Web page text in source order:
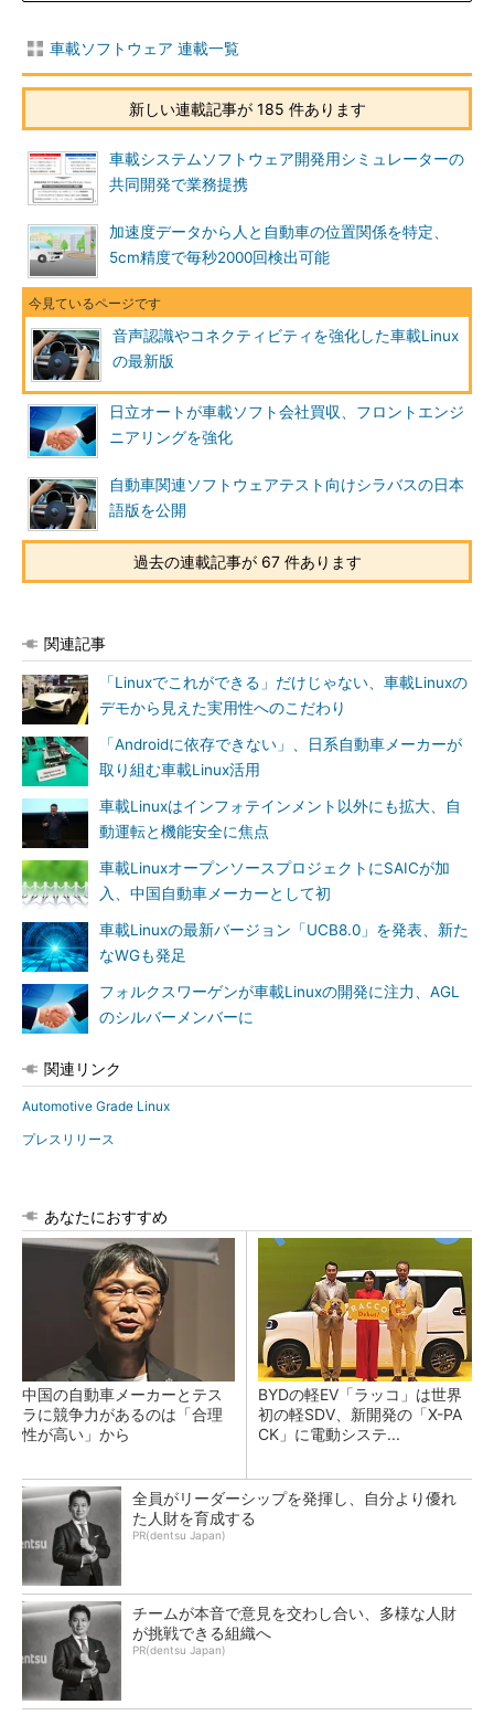
車載ソフトウェア 連載一覧
新しい連載記事が 185 件あります
車載システムソフトウェア開発用シミュレーターの
共同開発で業務提携
加速度データから人と自動車の位置関係を特定、
5cm精度で毎秒2000回検出可能
音声認識やコネクティビティを強化した車載Linux
の最新版
日立オートが車載ソフト会社買収、フロントエンジ
ニアリングを強化
自動車関連ソフトウェアテスト向けシラバスの日本
語版を公開
過去の連載記事が 67 件あります
関連記事
「Linuxでこれができる」だけじゃない、車載Linuxの
デモから見えた実用性へのこだわり
「Androidに依存できない」、日系自動車メーカーが
取り組む車載Linux活用
車載Linuxはインフォテインメント以外にも拡大、自
動運転と機能安全に焦点
車載LinuxオープンソースプロジェクトにSAICが加
入、中国自動車メーカーとして初
車載Linuxの最新バージョン「UCB8.0」を発表、新た
なWGも発足
フォルクスワーゲンが車載Linuxの開発に注力、AGL
のシルバーメンバーに
関連リンク
Automotive Grade Linux
プレスリリース
あなたにおすすめ
中国の自動車メーカーとテス
ラに競争力があるのは「合理
性が高い」から
BYDの軽EV「ラッコ」は世界
初の軽SDV、新開発の「X-PA
CK」に電動システ...
全員がリーダーシップを発揮し、自分より優れ
た人財を育成する
PR(dentsu Japan)
チームが本音で意見を交わし合い、多様な人財
が挑戦できる組織へ
PR(dentsu Japan)